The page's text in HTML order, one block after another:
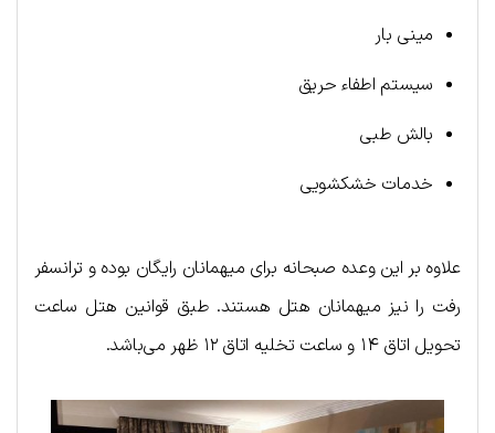
مینی بار
سیستم اطفاء حریق
بالش طبی
خدمات خشکشویی
علاوه بر این وعده صبحانه برای میهمانان رایگان بوده و ترانسفر
رفت را نیز میهمانان هتل هستند. طبق قوانین هتل ساعت
تحویل اتاق ۱۴ و ساعت تخلیه اتاق ۱۲ ظهر می‌باشد.